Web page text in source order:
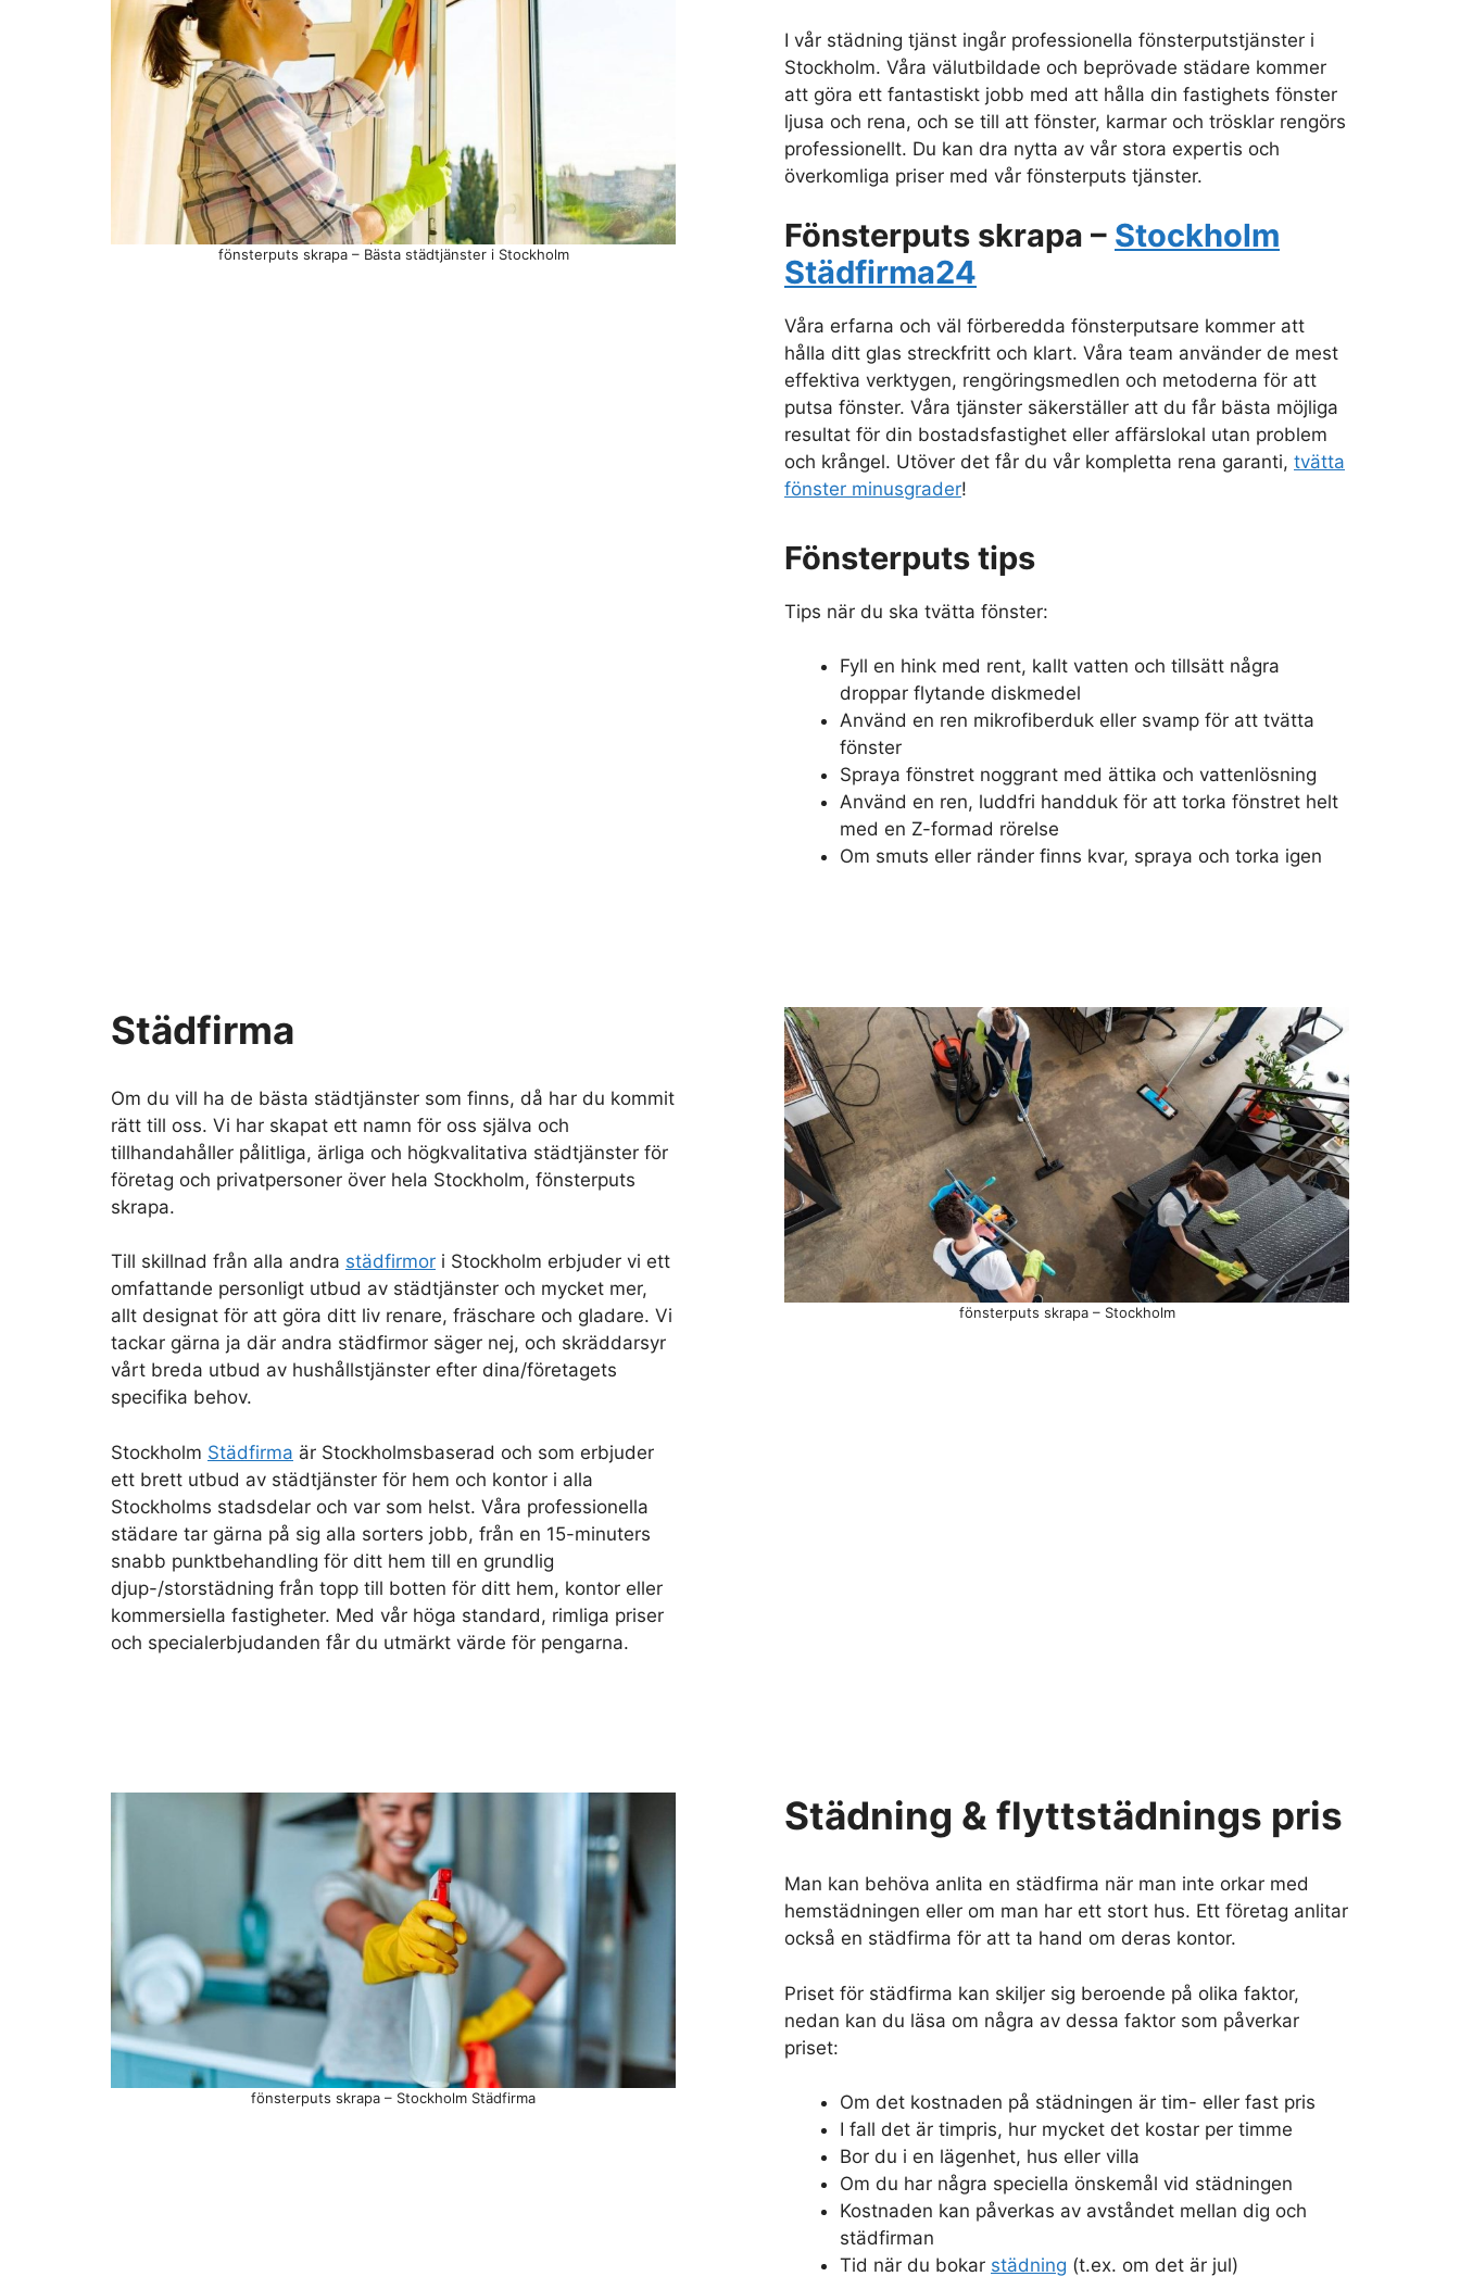
fönsterputs skrapa – Bästa städtjänster i Stockholm
I vår städning tjänst ingår professionella fönsterputstjänster i
Stockholm. Våra välutbildade och beprövade städare kommer
att göra ett fantastiskt jobb med att hålla din fastighets fönster
ljusa och rena, och se till att fönster, karmar och trösklar rengörs
professionellt. Du kan dra nytta av vår stora expertis och
överkomliga priser med vår fönsterputs tjänster.
Fönsterputs skrapa – Stockholm
Städfirma24
Våra erfarna och väl förberedda fönsterputsare kommer att
hålla ditt glas streckfritt och klart. Våra team använder de mest
effektiva verktygen, rengöringsmedlen och metoderna för att
putsa fönster. Våra tjänster säkerställer att du får bästa möjliga
resultat för din bostadsfastighet eller affärslokal utan problem
och krångel. Utöver det får du vår kompletta rena garanti, tvätta
fönster minusgrader!
Fönsterputs tips
Tips när du ska tvätta fönster:
Fyll en hink med rent, kallt vatten och tillsätt några
droppar flytande diskmedel
Använd en ren mikrofiberduk eller svamp för att tvätta
fönster
Spraya fönstret noggrant med ättika och vattenlösning
Använd en ren, luddfri handduk för att torka fönstret helt
med en Z-formad rörelse
Om smuts eller ränder finns kvar, spraya och torka igen
Städfirma
Om du vill ha de bästa städtjänster som finns, då har du kommit
rätt till oss. Vi har skapat ett namn för oss själva och
tillhandahåller pålitliga, ärliga och högkvalitativa städtjänster för
företag och privatpersoner över hela Stockholm, fönsterputs
skrapa.
Till skillnad från alla andra städfirmor i Stockholm erbjuder vi ett
omfattande personligt utbud av städtjänster och mycket mer,
allt designat för att göra ditt liv renare, fräschare och gladare. Vi
tackar gärna ja där andra städfirmor säger nej, och skräddarsyr
vårt breda utbud av hushållstjänster efter dina/företagets
specifika behov.
Stockholm Städfirma är Stockholmsbaserad och som erbjuder
ett brett utbud av städtjänster för hem och kontor i alla
Stockholms stadsdelar och var som helst. Våra professionella
städare tar gärna på sig alla sorters jobb, från en 15-minuters
snabb punktbehandling för ditt hem till en grundlig
djup-/storstädning från topp till botten för ditt hem, kontor eller
kommersiella fastigheter. Med vår höga standard, rimliga priser
och specialerbjudanden får du utmärkt värde för pengarna.
fönsterputs skrapa – Stockholm
fönsterputs skrapa – Stockholm Städfirma
Städning & flyttstädnings pris
Man kan behöva anlita en städfirma när man inte orkar med
hemstädningen eller om man har ett stort hus. Ett företag anlitar
också en städfirma för att ta hand om deras kontor.
Priset för städfirma kan skiljer sig beroende på olika faktor,
nedan kan du läsa om några av dessa faktor som påverkar
priset:
Om det kostnaden på städningen är tim- eller fast pris
I fall det är timpris, hur mycket det kostar per timme
Bor du i en lägenhet, hus eller villa
Om du har några speciella önskemål vid städningen
Kostnaden kan påverkas av avståndet mellan dig och
städfirman
Tid när du bokar städning (t.ex. om det är jul)